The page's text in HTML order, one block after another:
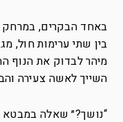
באחד הבקרים, במרחק
בין שתי ערימות חול,
מיהר לבדוק את הנוף
השייך לאשה צעירה
“נושך?״ שאלה במבטא